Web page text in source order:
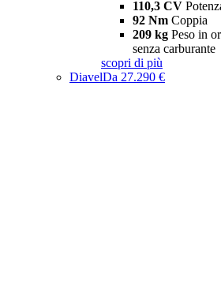
110,3 CV
92 Nm Coppia
209 kg Peso in
senza carburante
scopri di più
DiavelDa 27.290 €